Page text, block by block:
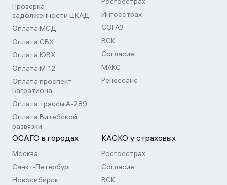
Проверка
задолженности ЦКАД
Оплата МСД
Оплата СВХ
Оплата ЮВХ
Оплата М-12
Оплата проспект
Багратиона
Оплата трассы А-289
Оплата Витебской
развязки
Ингосстрах
СОГАЗ
ВСК
Согласие
МАКС
Ренессанс
ОСАГО в городах
Москва
Санкт-Петербург
Новосибирск
КАСКО у страховых
Росгосстрах
Согласие
ВСК